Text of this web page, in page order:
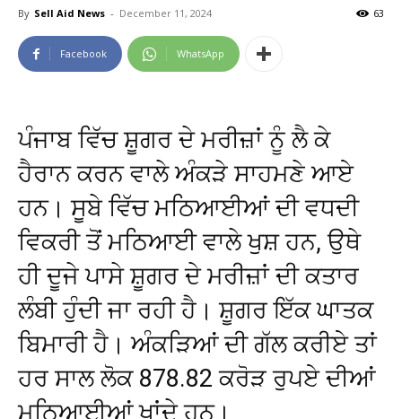
By Sell Aid News - December 11, 2024 63
Facebook WhatsApp
ਪੰਜਾਬ ਵਿੱਚ ਸ਼ੂਗਰ ਦੇ ਮਰੀਜ਼ਾਂ ਨੂੰ ਲੈ ਕੇ
ਹੈਰਾਨ ਕਰਨ ਵਾਲੇ ਅੰਕੜੇ ਸਾਹਮਣੇ ਆਏ
ਹਨ। ਸੂਬੇ ਵਿੱਚ ਮਠਿਆਈਆਂ ਦੀ ਵਧਦੀ
ਵਿਕਰੀ ਤੋਂ ਮਠਿਆਈ ਵਾਲੇ ਖੁਸ਼ ਹਨ, ਉਥੇ
ਹੀ ਦੂਜੇ ਪਾਸੇ ਸ਼ੂਗਰ ਦੇ ਮਰੀਜ਼ਾਂ ਦੀ ਕਤਾਰ
ਲੰਬੀ ਹੁੰਦੀ ਜਾ ਰਹੀ ਹੈ। ਸ਼ੂਗਰ ਇੱਕ ਘਾਤਕ
ਬਿਮਾਰੀ ਹੈ। ਅੰਕੜਿਆਂ ਦੀ ਗੱਲ ਕਰੀਏ ਤਾਂ
ਹਰ ਸਾਲ ਲੋਕ 878.82 ਕਰੋੜ ਰੁਪਏ ਦੀਆਂ
ਮਠਿਆਈਆਂ ਖਾਂਦੇ ਹਨ।